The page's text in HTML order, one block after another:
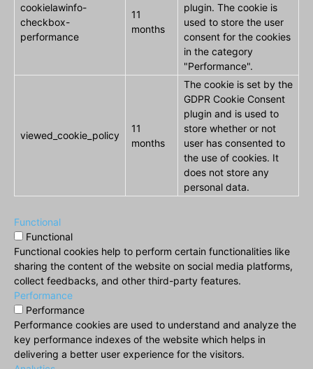
cookielawinfo-
checkbox-
performance
11
months
plugin. The cookie is
used to store the user
consent for the cookies
in the category
"Performance".
viewed_cookie_policy
11
months
The cookie is set by the
GDPR Cookie Consent
plugin and is used to
store whether or not
user has consented to
the use of cookies. It
does not store any
personal data.
Functional
Functional
Functional cookies help to perform certain functionalities like
sharing the content of the website on social media platforms,
collect feedbacks, and other third-party features.
Performance
Performance
Performance cookies are used to understand and analyze the
key performance indexes of the website which helps in
delivering a better user experience for the visitors.